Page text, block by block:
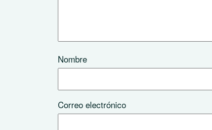
Nombre
Correo electrónico